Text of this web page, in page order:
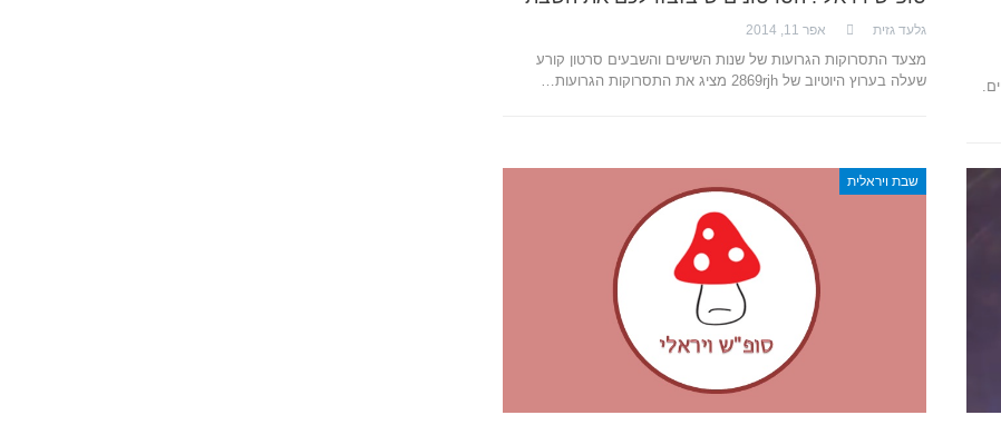
גלעד גזית אפר 11, 2014
מצעד התסרוקות הגרועות של שנות השישים והשבעים סרטון קורע
שעלה בערוץ היוטיוב של 2869rjh מציג את התסרוקות הגרועות…
שבת ויראלית